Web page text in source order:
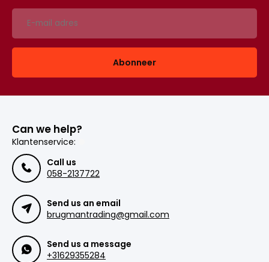
Abonneer
Can we help?
Klantenservice:
Call us
058-2137722
Send us an email
brugmantrading@gmail.com
Send us a message
+31629355284